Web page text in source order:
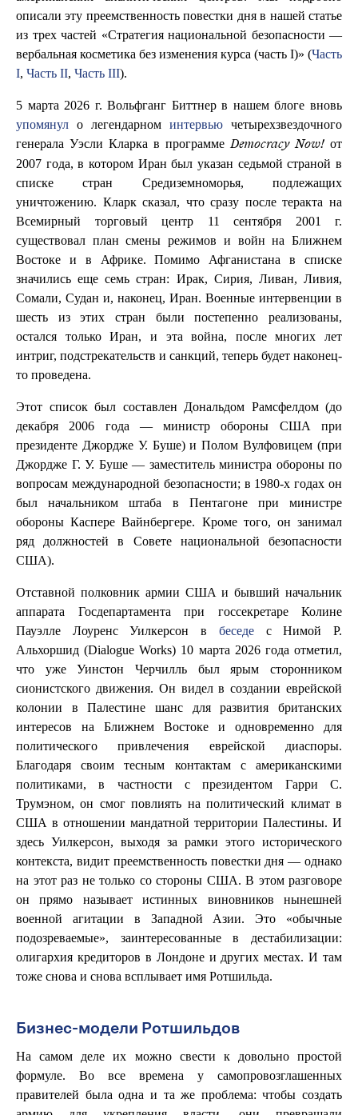
описали эту преемственность повестки дня в нашей статье
из трех частей «Стратегия национальной безопасности —
вербальная косметика без изменения курса (часть I)» (Часть
I, Часть II, Часть III).
5 марта 2026 г. Вольфганг Биттнер в нашем блоге вновь
упомянул о легендарном интервью четырехзвездочного
генерала Уэсли Кларка в программе Democracy Now! от
2007 года, в котором Иран был указан седьмой страной в
списке стран Средиземноморья, подлежащих
уничтожению. Кларк сказал, что сразу после теракта на
Всемирный торговый центр 11 сентября 2001 г.
существовал план смены режимов и войн на Ближнем
Востоке и в Африке. Помимо Афганистана в списке
значились еще семь стран: Ирак, Сирия, Ливан, Ливия,
Сомали, Судан и, наконец, Иран. Военные интервенции в
шесть из этих стран были постепенно реализованы,
остался только Иран, и эта война, после многих лет
интриг, подстрекательств и санкций, теперь будет наконец-
то проведена.
Этот список был составлен Дональдом Рамсфелдом (до
декабря 2006 года — министр обороны США при
президенте Джордже У. Буше) и Полом Вулфовицем (при
Джордже Г. У. Буше — заместитель министра обороны по
вопросам международной безопасности; в 1980-х годах он
был начальником штаба в Пентагоне при министре
обороны Каспере Вайнбергере. Кроме того, он занимал
ряд должностей в Совете национальной безопасности
США).
Отставной полковник армии США и бывший начальник
аппарата Госдепартамента при госсекретаре Колине
Пауэлле Лоуренс Уилкерсон в беседес Нимой Р.
Альхоршид (Dialogue Works) 10 марта 2026 года отметил,
что уже Уинстон Черчилль был ярым сторонником
сионистского движения. Он видел в создании еврейской
колонии в Палестине шанс для развития британских
интересов на Ближнем Востоке и одновременно для
политического привлечения еврейской диаспоры.
Благодаря своим тесным контактам с американскими
политиками, в частности с президентом Гарри С.
Трумэном, он смог повлиять на политический климат в
США в отношении мандатной территории Палестины. И
здесь Уилкерсон, выходя за рамки этого исторического
контекста, видит преемственность повестки дня — однако
на этот раз не только со стороны США. В этом разговоре
он прямо называет истинных виновников нынешней
военной агитации в Западной Азии. Это «обычные
подозреваемые», заинтересованные в дестабилизации:
олигархия кредиторов в Лондоне и других местах. И там
тоже снова и снова всплывает имя Ротшильда.
Бизнес-модели Ротшильдов
На самом деле их можно свести к довольно простой
формуле. Во все времена у самопровозглашенных
правителей была одна и та же проблема: чтобы создать